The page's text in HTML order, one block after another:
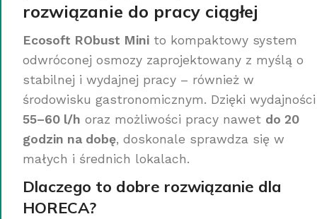
rozwiązanie do pracy ciągłej
Ecosoft RObust Mini to kompaktowy system
odwróconej osmozy zaprojektowany z myślą o
stabilnej i wydajnej pracy – również w
środowisku gastronomicznym. Dzięki wydajności
55–60 l/h oraz możliwości pracy nawet do 20
godzin na dobę, doskonale sprawdza się w
małych i średnich lokalach.
Dlaczego to dobre rozwiązanie dla
HORECA?